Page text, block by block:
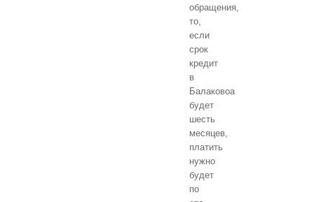
обращения,
то,
если
срок
кредит
в
Балаковоа
будет
шесть
месяцев,
платить
нужно
будет
по